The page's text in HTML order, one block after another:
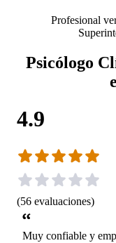
Profesional
Psicólogo
4.9
(56 evaluaciones)
Muy confiable y